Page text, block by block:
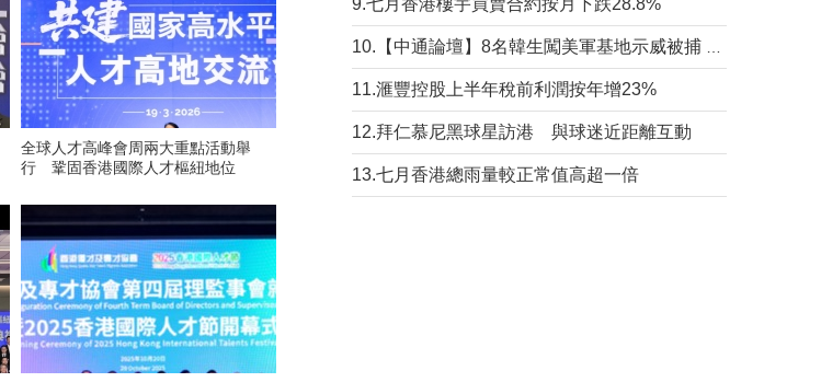
全球人才高峰會周兩大重點活動舉
行 鞏固香港國際人才樞紐地位
9.七月香港樓宇買賣合約按月下跌28.8%
11.滙豐控股上半年稅前利潤按年增23%
12.拜仁慕尼黑球星訪港 與球迷近距離互動
13.七月香港總雨量較正常值高超一倍